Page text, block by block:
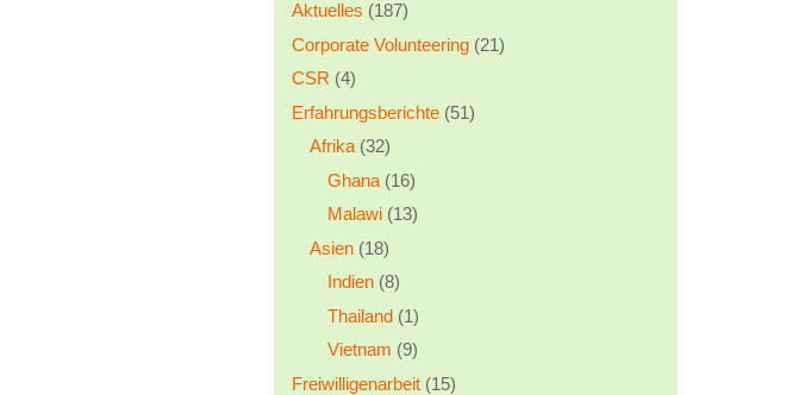
Aktuelles (187)
Corporate Volunteering(21)
CSR (4)
Erfahrungsberichte(51)
Afrika(32)
Ghana(16)
Malawi(13)
Asien(18)
Indien(8)
Thailand(1)
Vietnam (9)
Freiwilligenarbeit(15)